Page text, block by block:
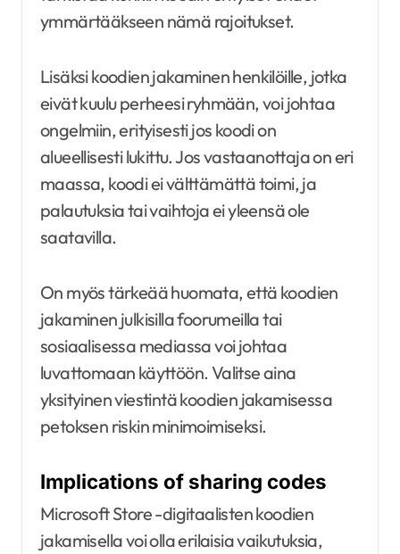
ymmärtääkseen nämä rajoitukset.
Lisäksi koodien jakaminen henkilöille, jotka
eivät kuulu perheesi ryhmään, voi johtaa
ongelmiin, erityisesti jos koodi on
alueellisesti lukittu. Jos vastaanottaja on eri
maassa, koodi ei välttämättä toimi, ja
palautuksia tai vaihtoja ei yleensä ole
saatavilla.
On myös tärkeää huomata, että koodien
jakaminen julkisilla foorumeilla tai
sosiaalisessa mediassa voi johtaa
luvattomaan käyttöön. Valitse aina
yksityinen viestintä koodien jakamisessa
petoksen riskin minimoimiseksi.
Implications of sharing codes
Microsoft Store -digitaalisten koodien
jakamisella voi olla erilaisia vaikutuksia,